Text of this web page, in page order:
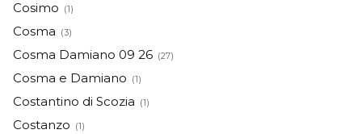
Cosimo (1)
Cosma (3)
Cosma Damiano 09 26 (27)
Cosma e Damiano (1)
Costantino di Scozia (1)
Costanzo (1)